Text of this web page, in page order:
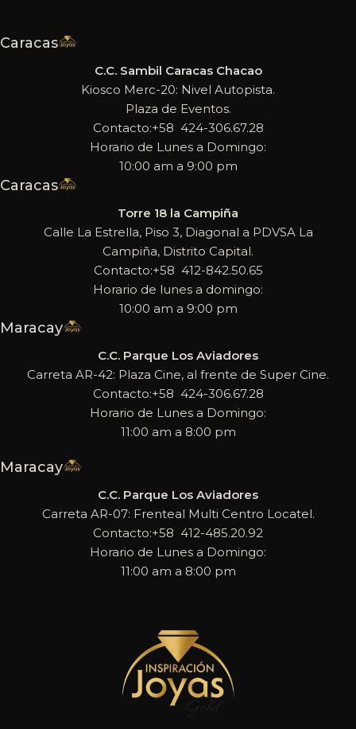
Caracas
C.C. Sambil Caracas Chacao
Kiosco Merc-20: Nivel Autopista.
Plaza de Eventos.
Contacto:+58 424-306.67.28
Horario de Lunes a Domingo:
10:00 am a 9:00 pm
Caracas
Torre 18 la Campiña
Calle La Estrella, Piso 3, Diagonal a PDVSA La
Campiña, Distrito Capital.
Contacto:+58 412-842.50.65
Horario de lunes a domingo:
10:00 am a 9:00 pm
Maracay
C.C. Parque Los Aviadores
Carreta AR-42: Plaza Cine, al frente de Super Cine.
Contacto:+58 424-306.67.28
Horario de Lunes a Domingo:
11:00 am a 8:00 pm
Maracay
C.C. Parque Los Aviadores
Carreta AR-07: Frenteal Multi Centro Locatel.
Contacto:+58 412-485.20.92
Horario de Lunes a Domingo:
11:00 am a 8:00 pm